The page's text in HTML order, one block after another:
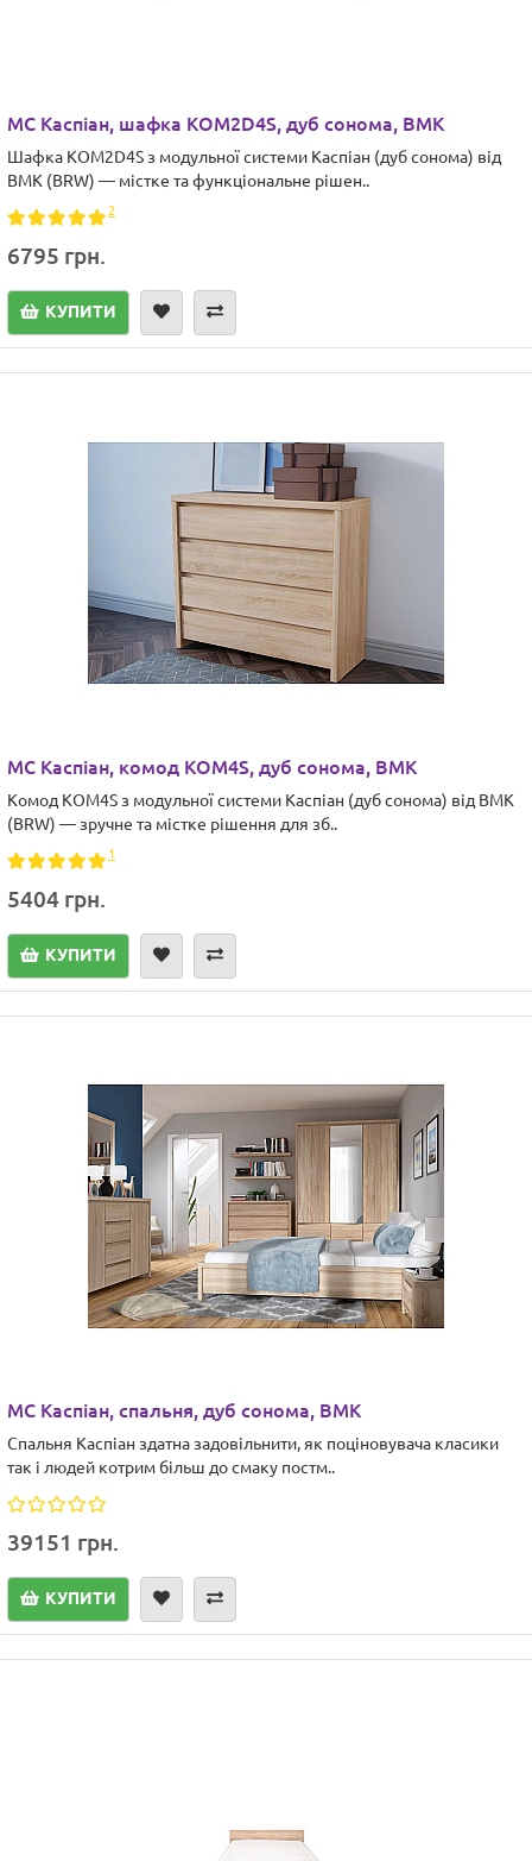
МС Каспіан, шафка KOM2D4S, дуб сонома, ВМК
Шафка KOM2D4S з модульної системи Каспіан (дуб сонома) від
ВМК (BRW) — містке та функціональне рішен..
2
6795 грн.
КУПИТИ
МС Каспіан, комод KOM4S, дуб сонома, ВМК
Комод KOM4S з модульної системи Каспіан (дуб сонома) від ВМК
(BRW) — зручне та містке рішення для зб..
1
5404 грн.
КУПИТИ
МС Каспіан, спальня, дуб сонома, ВМК
Спальня Каспіан здатна задовільнити, як поціновувача класики
так і людей котрим більш до смаку постм..
39151 грн.
КУПИТИ